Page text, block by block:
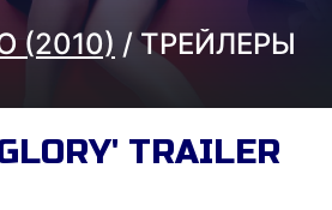
(2010) / ТРЕЙЛЕРЫ
TRAILER